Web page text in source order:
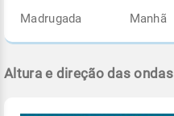
Madrugada Manhã
Altura e direção das ondas